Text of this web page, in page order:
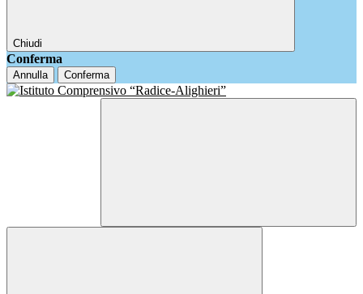
Chiudi
Conferma
Annulla Conferma